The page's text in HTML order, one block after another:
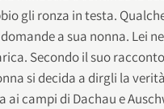
gli ronza in testa.
a sua nonna. Lei
Secondo il suo
si decida a dirgli la
ai campi di Dachau e